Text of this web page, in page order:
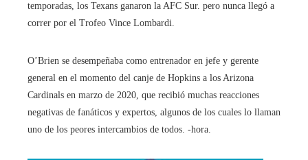
temporadas, los Texans ganaron la AFC Sur. pero nunca llegó a
correr por el Trofeo Vince Lombardi.
O’Brien se desempeñaba como entrenador en jefe y gerente
general en el momento del canje de Hopkins a los Arizona
Cardinals en marzo de 2020, que recibió muchas reacciones
negativas de fanáticos y expertos, algunos de los cuales lo llaman
uno de los peores intercambios de todos. -hora.